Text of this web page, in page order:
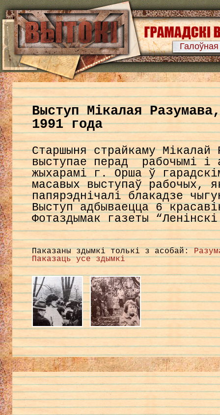
Галоўная
Выступ Мікалая
1991 года
Старшыня страйкаму
выступае перад рабочымі і
жыхарамі г. Орша ў
масавых выступаў рабочых,
папярэднічалі блакадзе
Выступ адбываецца 6
Фотаздымак газеты
Паказаны здымкі толькі з асобай:
Паказаць усе здымкі